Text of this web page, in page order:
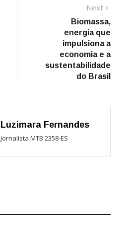
Next
Biomassa,
energia que
impulsiona a
economia e a
sustentabilidade
do Brasil
Luzimara Fernandes
Jornalista MTB 2358-ES